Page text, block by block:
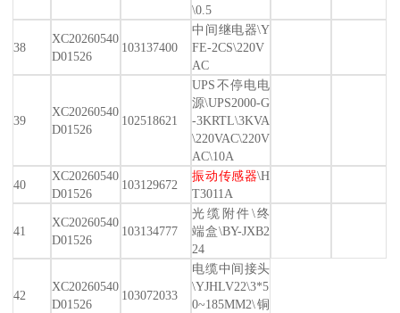
\0.5
38
XC20260540
D01526
103137400
中间继电器\Y
FE-2CS\220V
AC
39
XC20260540
D01526
102518621
UPS不停电电
源\UPS2000-G
-3KRTL\3KVA
\220VAC\220V
AC\10A
40
XC20260540
D01526
103129672
振动传感器\H
T3011A
41
XC20260540
D01526
103134777
光缆附件\终
端盒\BY-JXB2
24
42
XC20260540
D01526
103072033
电缆中间接头
\YJHLV22\3*5
0~185MM2\铜